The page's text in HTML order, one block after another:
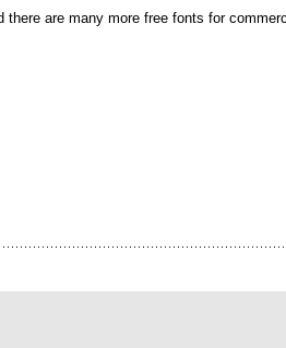
are many more free fonts for